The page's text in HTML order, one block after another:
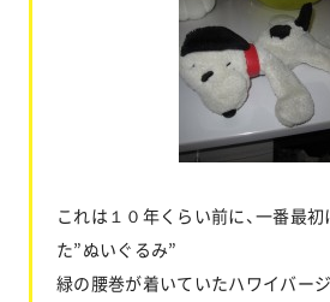
これは１０年くらい前に、一番最
た”ぬいぐるみ”
緑の腰巻が着いていたハワイバー